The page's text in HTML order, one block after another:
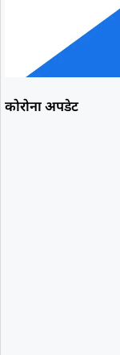
कोरोना अपडेट